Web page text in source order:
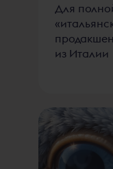
Для
из Италии